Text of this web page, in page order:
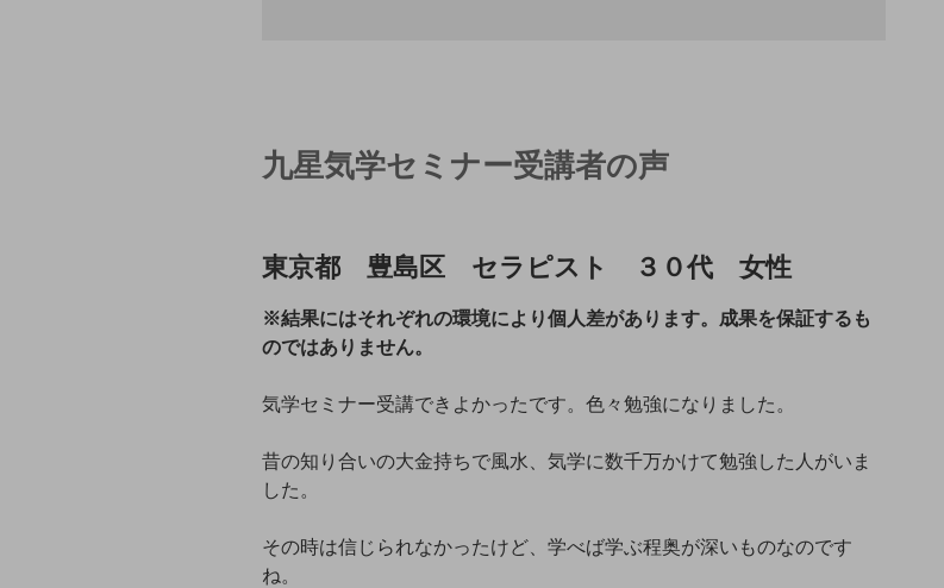
九星気学セミナー受講者の声
東京都 豊島区 セラピスト ３０代 女性
※結果にはそれぞれの環境により個人差があります。成果を保証するも
のではありません。
気学セミナー受講できよかったです。色々勉強になりました。
昔の知り合いの大金持ちで風水、気学に数千万かけて勉強した人がいま
した。
その時は信じられなかったけど、学べば学ぶ程奥が深いものなのです
ね。